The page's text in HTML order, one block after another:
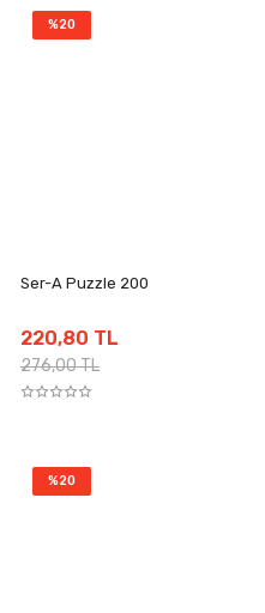
%20
Ser-A Puzzle 200
220,80 TL
276,00 TL
%20